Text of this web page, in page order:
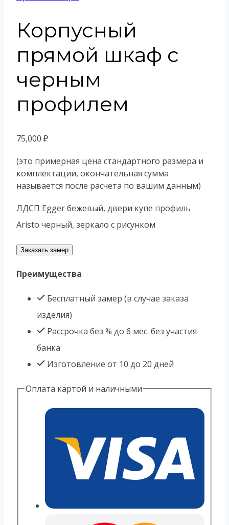
Корпусный
прямой шкаф с
черным
профилем
75,000 ₽
(это примерная цена стандартного размера и
комплектации, окончательная сумма
называется после расчета по вашим данным)
ЛДСП Egger бежевый, двери купе профиль
Aristo черный, зеркало с рисунком
Заказать замер
Преимущества
Бесплатный замер (в случае заказа
изделия)
Рассрочка без % до 6 мес. без участия
банка
Изготовление от 10 до 20 дней
Оплата картой и наличными